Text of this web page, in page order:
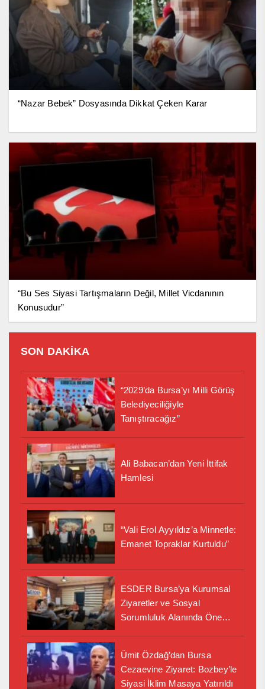
“Nazar Bebek” Dosyasında Dikkat Çeken Karar
“Bu Ses Siyasi Tartışmaların Değil, Millet Vicdanının
Konusudur”
SON DAKİKA
“2029’da Bursa’yı Milli Görüş
Belediyeciliğiyle
Tanıştıracağız”
Ali Babacan’dan Yeni İttifak
Hamlesi
“Vali Erol Ayyıldız’a Minnetle:
Emanet Topraklar Kurtuldu”
ESDER Bursa’ya Kurumsal
Ziyaretler ve Sosyal
Sorumluluk Alanında Önemli
Ümit Özdağ’dan Bursa
Cezaevine Ziyaret: Bozbey’le
Siyasi İklim Masaya Yatırıldı